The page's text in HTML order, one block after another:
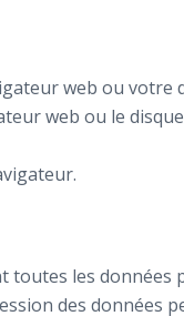
web ou votre
web ou le
les
des données